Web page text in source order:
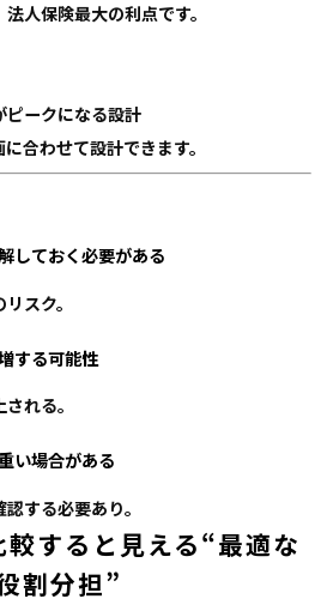
人保険最大の利点です。
ピークになる設計
合わせて設計できます。
しておく必要がある
スク。
する可能性
れる。
い場合がある
する必要あり。
すると見える“最適な
割分担”